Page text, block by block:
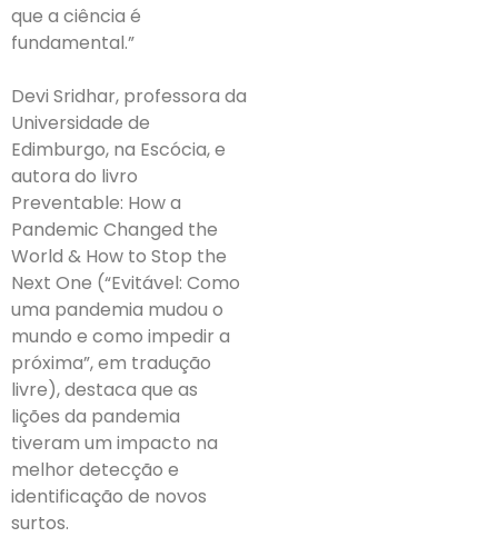
que a ciência é
fundamental.”
Devi Sridhar, professora da
Universidade de
Edimburgo, na Escócia, e
autora do livro
Preventable: How a
Pandemic Changed the
World & How to Stop the
Next One (“Evitável: Como
uma pandemia mudou o
mundo e como impedir a
próxima”, em tradução
livre), destaca que as
lições da pandemia
tiveram um impacto na
melhor detecção e
identificação de novos
surtos.